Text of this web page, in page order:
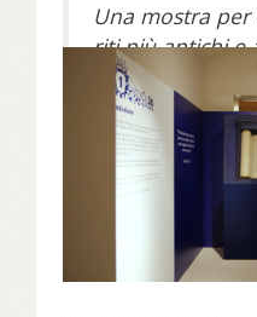
Una mostra
riti più antichi e
dell’ebraismo:
“Mazal Tov! Il
curata da
Spagnoletto e
Giulia Gallerani
Spagnoletto:
offrire ai